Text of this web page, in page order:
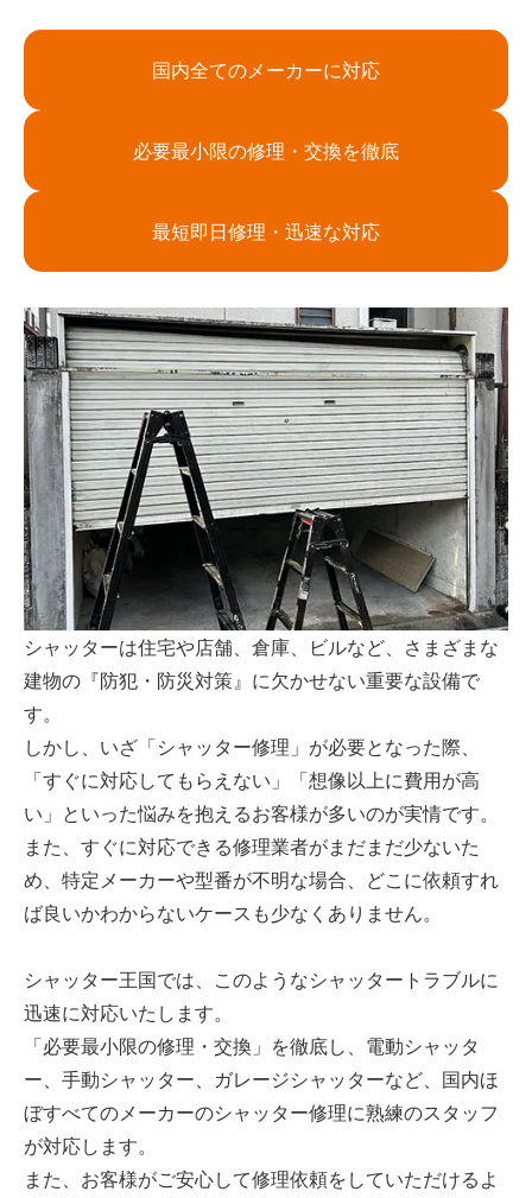
国内全てのメーカーに対応
必要最小限の修理・交換を徹底
最短即日修理・迅速な対応
シャッターは住宅や店舗、倉庫、ビルなど、さまざまな
建物の『防犯・防災対策』に欠かせない重要な設備で
す。
しかし、いざ「シャッター修理」が必要となった際、
「すぐに対応してもらえない」「想像以上に費用が高
い」といった悩みを抱えるお客様が多いのが実情です。
また、すぐに対応できる修理業者がまだまだ少ないた
め、特定メーカーや型番が不明な場合、どこに依頼すれ
ば良いかわからないケースも少なくありません。
シャッター王国では、このようなシャッタートラブルに
迅速に対応いたします。
「必要最小限の修理・交換」を徹底し、電動シャッタ
ー、手動シャッター、ガレージシャッターなど、国内ほ
ぼすべてのメーカーのシャッター修理に熟練のスタッフ
が対応します。
また、お客様がご安心して修理依頼をしていただけるよ